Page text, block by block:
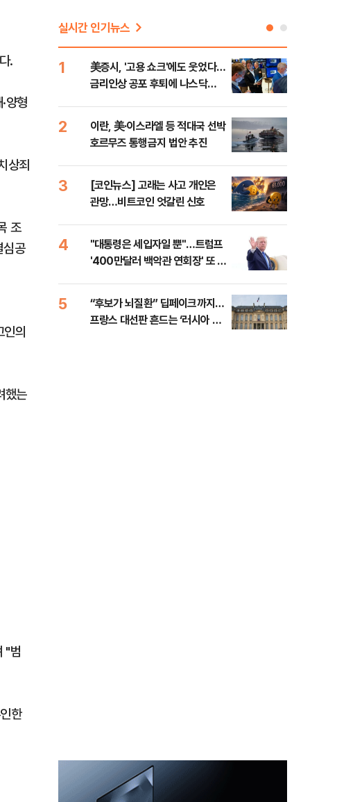
.
양형
상죄
조
공
의
했는
"범
한
실시간 인기뉴스
1
美증시, '고용 쇼크'에도 웃었다…
금리인상 공포 후퇴에 나스닥
2
이란, 美·이스라엘 등 적대국 선박
호르무즈 통행금지 법안 추진
3
[코인뉴스] 고래는 사고 개인은
관망…비트코인 엇갈린 신호
4
"대통령은 세입자일 뿐"…트럼프
'400만달러 백악관 연회장' 또 멈
5
“후보가 뇌질환” 딥페이크까지…
프랑스 대선판 흔드는 ‘러시아 검